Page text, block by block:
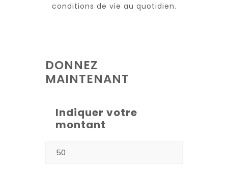
conditions de vie au quotidien.
DONNEZ
MAINTENANT
Indiquer votre
montant